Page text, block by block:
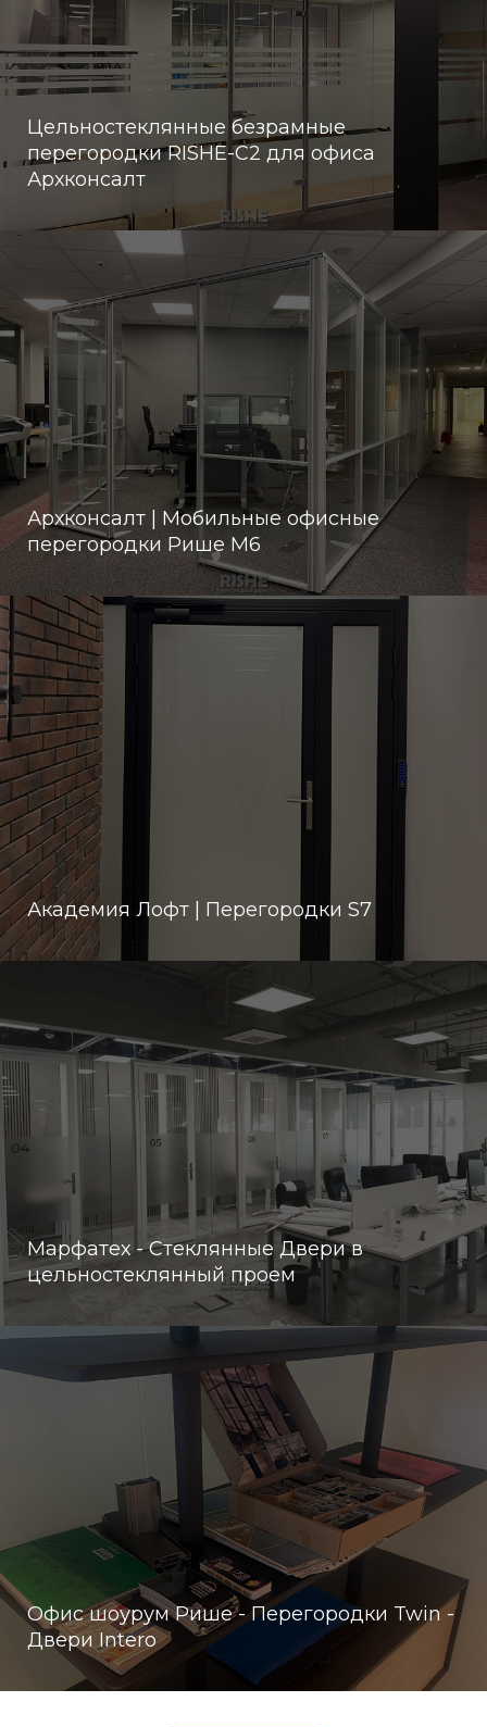
Цельностеклянные безрамные
перегородки RISHE-С2 для офиса
Архконсалт
Архконсалт | Мобильные офисные
перегородки Рише М6
Академия Лофт | Перегородки S7
Марфатех - Стеклянные Двери в
цельностеклянный проем
Офис шоурум Рише - Перегородки Twin -
Двери Intero